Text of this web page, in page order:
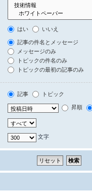
はい いいえ
記事の件名とメッセージ
メッセージのみ
トピックの件名のみ
トピックの最初の記事のみ
記事 トピック
昇順
文字